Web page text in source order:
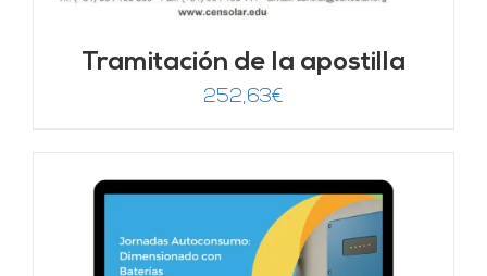
Tramitación de la apostilla
252,63€